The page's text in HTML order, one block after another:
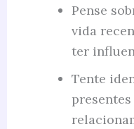
Pense
vida
ter
Tente